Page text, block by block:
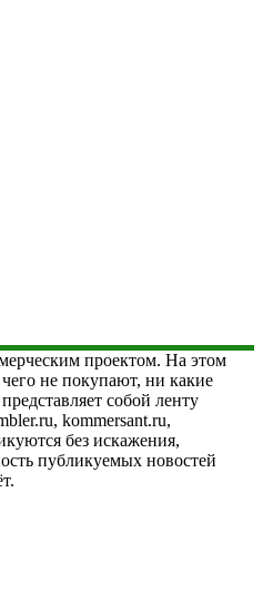
проектом. На этом
не покупают, ни какие
собой ленту
kommersant.ru,
без искажения,
публикуемых новостей